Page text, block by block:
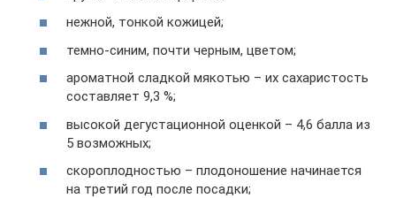
нежной, тонкой кожицей;
темно-синим, почти черным, цветом;
ароматной сладкой мякотью – их сахаристость
составляет 9,3 %;
высокой дегустационной оценкой – 4,6 балла из
5 возможных;
скороплодностью – плодоношение начинается
на третий год после посадки;